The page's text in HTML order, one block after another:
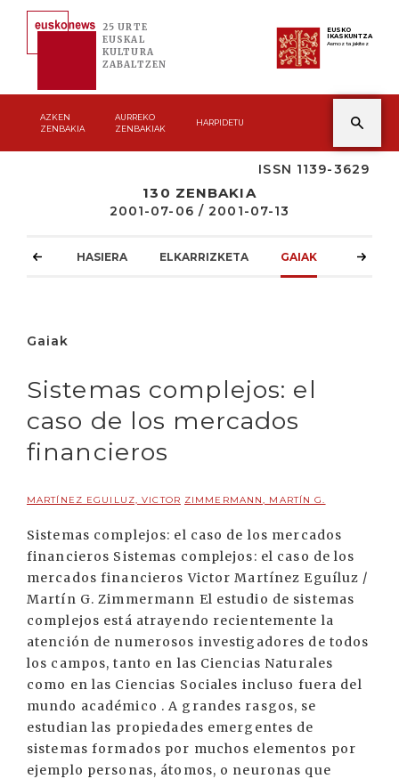
25 URTE
EUSKAL
KULTURA
ZABALTZEN
EUSKO
IKASKUNTZA
Asmoz ta jakitez
AZKEN
ZENBAKIA
AURREKO
ZENBAKIAK
HARPIDETU
ISSN 1139-3629
130 ZENBAKIA
2001-07-06 / 2001-07-13
HASIERA ELKARRIZKETA GAIAK
Gaiak
Sistemas complejos: el
caso de los mercados
financieros
MARTÍNEZ EGUILUZ, VICTOR ZIMMERMANN, MARTÍN G.
Sistemas complejos: el caso de los mercados
financieros Sistemas complejos: el caso de los
mercados financieros Victor Martínez Eguíluz /
Martín G. Zimmermann El estudio de sistemas
complejos está atrayendo recientemente la
atención de numerosos investigadores de todos
los campos, tanto en las Ciencias Naturales
como en las Ciencias Sociales incluso fuera del
mundo académico . A grandes rasgos, se
estudian las propiedades emergentes de
sistemas formados por muchos elementos por
ejemplo personas, átomos, o neuronas que